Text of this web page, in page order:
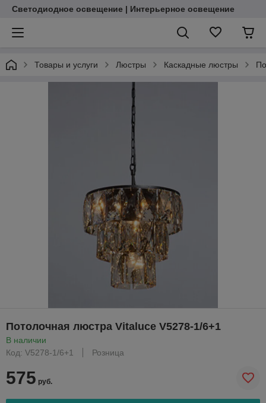
Светодиодное освещение | Интерьерное освещение
Товары и услуги Люстры Каскадные люстры
Потолочная люстра Vitaluce V5278-1/6+1
В наличии
Код: V5278-1/6+1
Розница
575 руб.